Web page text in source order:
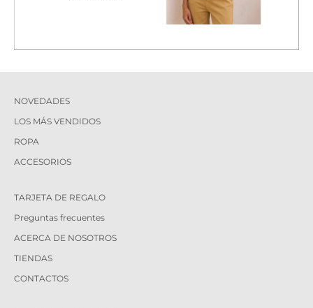
NOVEDADES
LOS MÁS VENDIDOS
ROPA
ACCESORIOS
TARJETA DE REGALO
Preguntas frecuentes
ACERCA DE NOSOTROS
TIENDAS
CONTACTOS